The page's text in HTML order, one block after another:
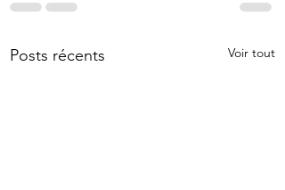
Posts récents Voir tout